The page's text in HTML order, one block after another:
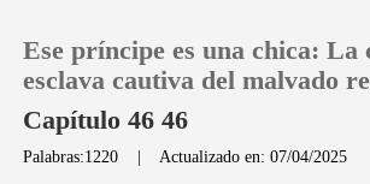
Ese príncipe es una chica: La
esclava cautiva del malvado
Capítulo 46 46
Palabras:1220 | Actualizado en: 07/04/2025